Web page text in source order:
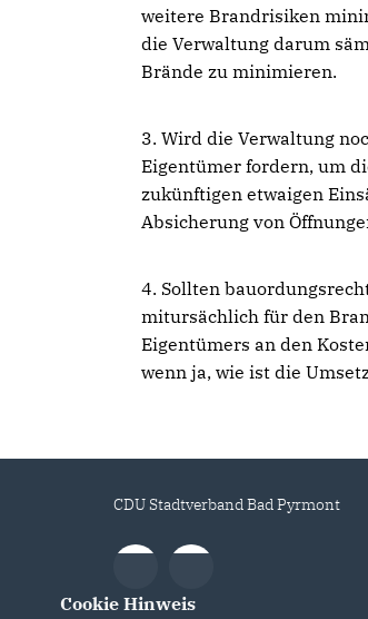
weitere Brandrisiken
die Verwaltung darum
Brände zu minimieren.
3. Wird die Verwaltung
Eigentümer fordern, um
zukünftigen etwaigen
Absicherung von
4. Sollten
mitursächlich für den
Eigentümers an den
wenn ja, wie ist die
CDU Stadtverband Bad Pyrmont
Cookie Hinweis